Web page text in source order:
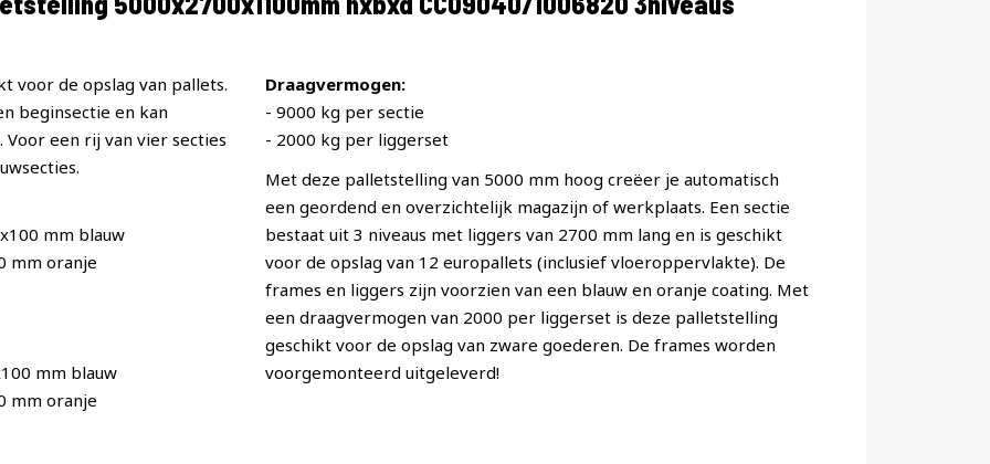
voor de opslag van pallets.
beginsectie en kan
een rij van vier secties
mm blauw
mm oranje
mm blauw
mm oranje
Draagvermogen:
- 9000 kg per sectie
- 2000 kg per liggerset
Met deze palletstelling van 5000 mm hoog creëer je automatisch
een geordend en overzichtelijk magazijn of werkplaats. Een sectie
bestaat uit 3 niveaus met liggers van 2700 mm lang en is geschikt
voor de opslag van 12 europallets (inclusief vloeroppervlakte). De
frames en liggers zijn voorzien van een blauw en oranje coating. Met
een draagvermogen van 2000 per liggerset is deze palletstelling
geschikt voor de opslag van zware goederen. De frames worden
voorgemonteerd uitgeleverd!